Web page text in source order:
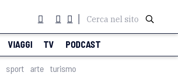
Cerca nel sito
VIAGGI TV PODCAST
sport arte turismo